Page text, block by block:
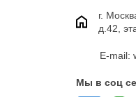
г.
д.42,
E-mail:
Мы в соц